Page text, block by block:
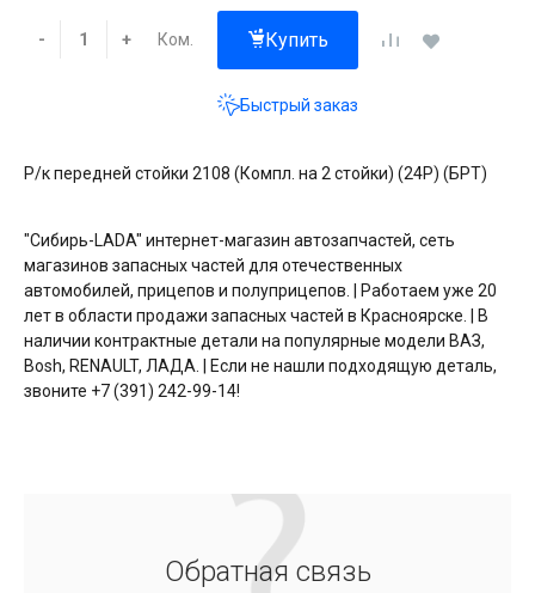
- + Ком. Купить
Быстрый заказ
Р/к передней стойки 2108 (Компл. на 2 стойки) (24Р) (БРТ)
"Сибирь-LADA" интернет-магазин автозапчастей, сеть
магазинов запасных частей для отечественных
автомобилей, прицепов и полуприцепов. | Работаем уже 20
лет в области продажи запасных частей в Красноярске. | В
наличии контрактные детали на популярные модели ВАЗ,
Bosh, RENAULT, ЛАДА. | Если не нашли подходящую деталь,
звоните +7 (391) 242-99-14!
Обратная связь